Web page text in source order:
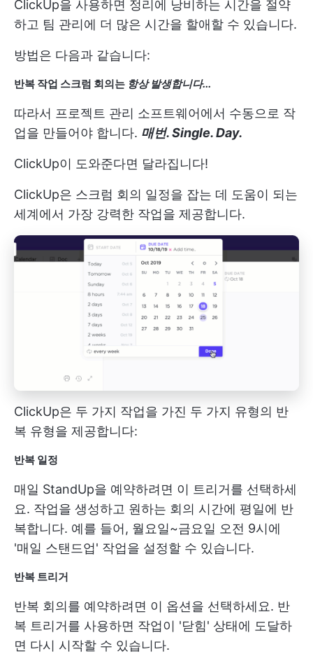
ClickUp을 사용하면 정리에 낭비하는 시간을 절약
하고 팀 관리에 더 많은 시간을 할애할 수 있습니다.
방법은 다음과 같습니다:
반복 작업 스크럼 회의는 항상 발생합니다...
따라서 프로젝트 관리 소프트웨어에서 수동으로 작
업을 만들어야 합니다. 매번. Single. Day.
ClickUp이 도와준다면 달라집니다!
ClickUp은 스크럼 회의 일정을 잡는 데 도움이 되는
세계에서 가장 강력한 작업을 제공합니다.
ClickUp은 두 가지 작업을 가진 두 가지 유형의 반
복 유형을 제공합니다:
반복 일정
매일 StandUp을 예약하려면 이 트리거를 선택하세
요. 작업을 생성하고 원하는 회의 시간에 평일에 반
복합니다. 예를 들어, 월요일~금요일 오전 9시에
'매일 스탠드업' 작업을 설정할 수 있습니다.
반복 트리거
반복 회의를 예약하려면 이 옵션을 선택하세요. 반
복 트리거를 사용하면 작업이 '닫힘' 상태에 도달하
면 다시 시작할 수 있습니다.